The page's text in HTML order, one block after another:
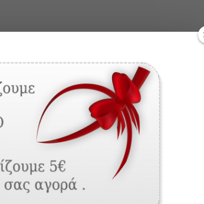
erat faucibus purus, eget viverra nulla sem vitae
molestie lectus.
0 COMMENTS